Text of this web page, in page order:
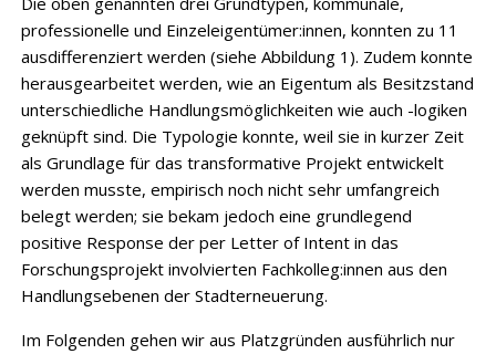
professionelle und Einzeleigentümer:innen, konnten zu 11
ausdifferenziert werden (siehe Abbildung 1). Zudem konnte
herausgearbeitet werden, wie an Eigentum als Besitzstand
unterschiedliche Handlungsmöglichkeiten wie auch -logiken
geknüpft sind. Die Typologie konnte, weil sie in kurzer Zeit
als Grundlage für das transformative Projekt entwickelt
werden musste, empirisch noch nicht sehr umfangreich
belegt werden; sie bekam jedoch eine grundlegend
positive Response der per Letter of Intent in das
Forschungsprojekt involvierten Fachkolleg:innen aus den
Handlungsebenen der Stadterneuerung.
Im Folgenden gehen wir aus Platzgründen ausführlich nur